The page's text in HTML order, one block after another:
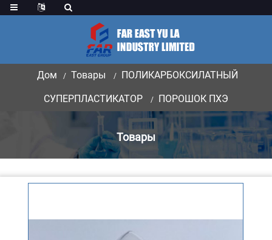
Дом Товары ПОЛИКАРБОКСИЛАТНЫЙ
СУПЕРПЛАСТИКАТОР ПОРОШОК ПХЭ
Товары